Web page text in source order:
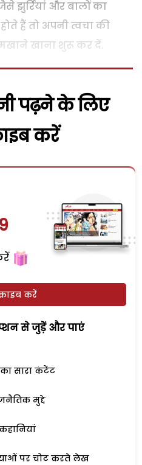
झुर्रियां और बालों का
हैं तो अपनी त्वचा की
खाना शुरू कर दें.
पढ़ने के लिए
करें
करें
से जुड़ेें और पाएं
सारा कंटेंट
मुद्दे
पर चोट करते लेख